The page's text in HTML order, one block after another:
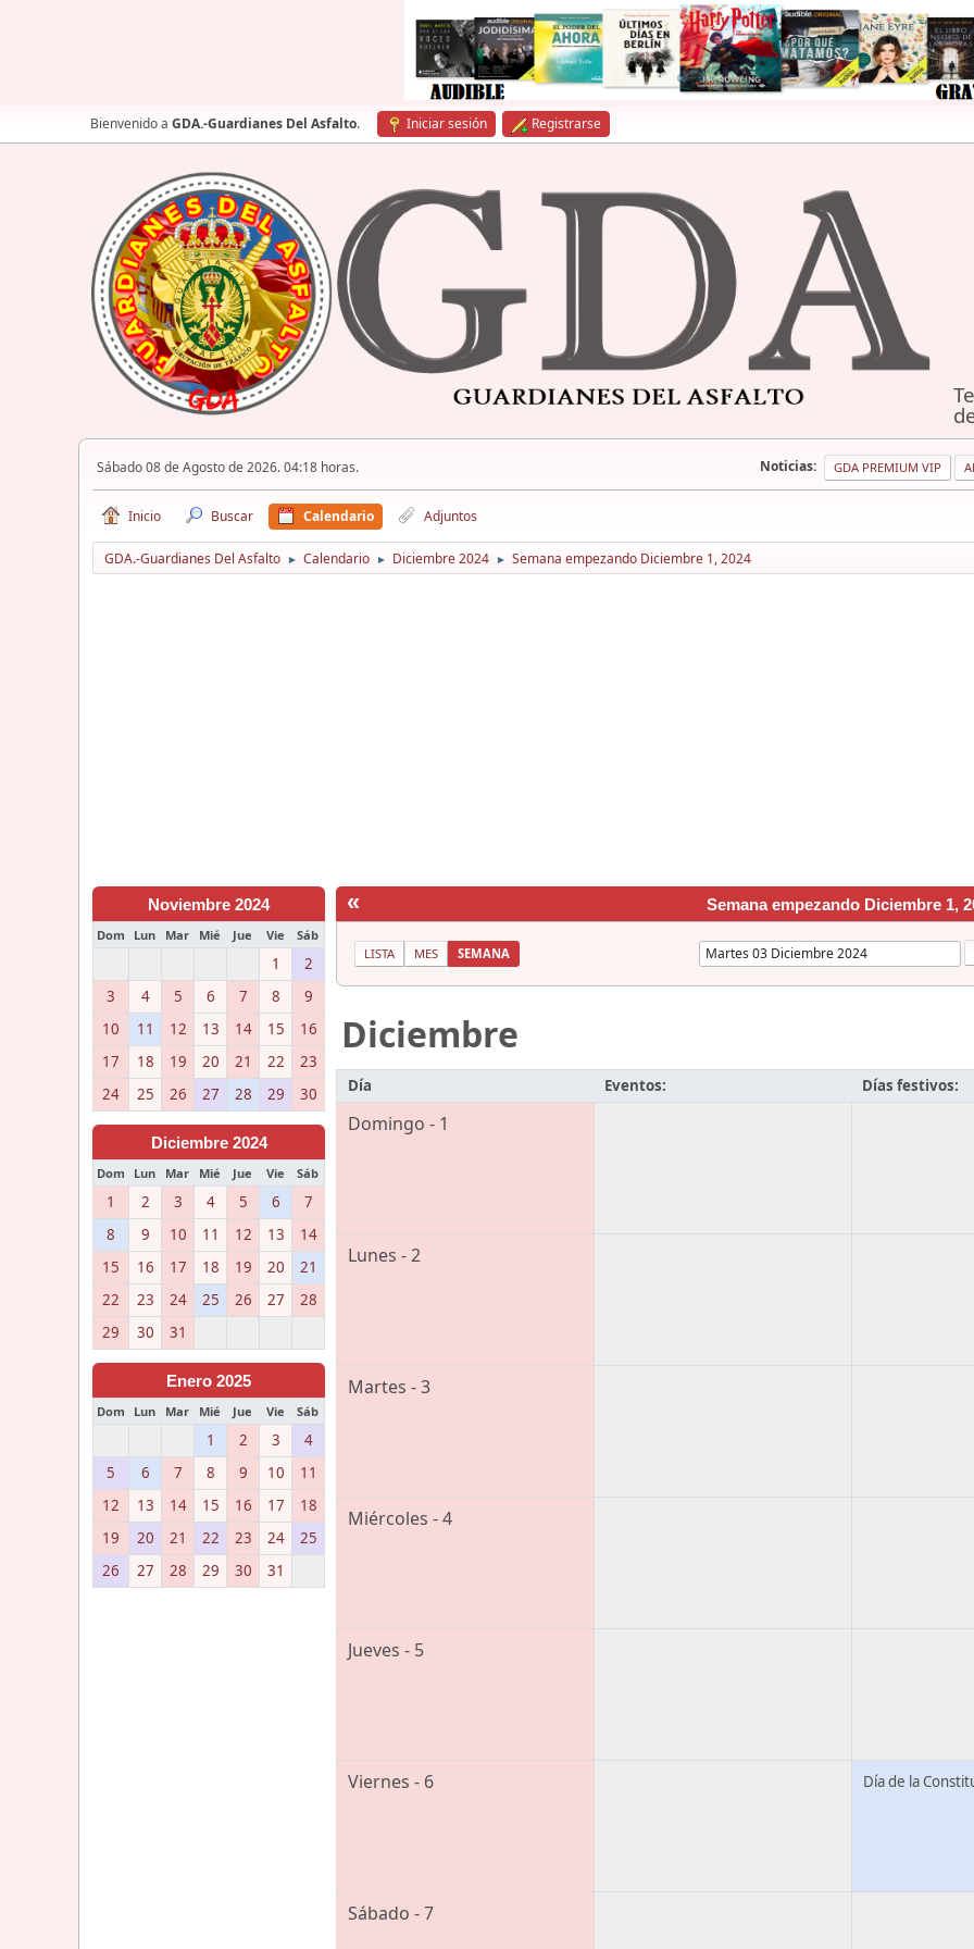
Bienvenido a GDA.-Guardianes Del Asfalto. Iniciar sesión Registrarse
Sábado 08 de Agosto de 2026. 04:18 horas. Noticias: GDA PREMIUM VIP
Inicio Buscar Calendario Adjuntos
GDA.-Guardianes Del Asfalto ► Calendario ► Diciembre 2024 ► Semana empezando Diciembre 1, 2024
Noviembre 2024
Dom Lun Mar Mié Jue Vie Sáb
1
2
3
4 5 6 7 8
9
10
11 12 13 14 15
16
17
18 19 20 21 22
23
24
25 26 27 28 29 30
Diciembre 2024
Dom Lun Mar Mié Jue Vie Sáb
1 2 3 4 5 6
7
8
9 10 11 12 13
14
15
16 17 18 19 20
21
22
23 24 25 26 27
28
29
30 31
Enero 2025
Dom Lun Mar Mié Jue Vie Sáb
1 2 3
4
5
6 7 8 9 10
11
12
13 14 15 16 17
18
19
20 21 22 23 24
25
26
27 28 29 30 31
« Semana empezando Diciembre 1,
LISTA MES SEMANA
Diciembre
Día Eventos: Días festivos:
Domingo - 1
Lunes - 2
Martes - 3
Miércoles - 4
Jueves - 5
Viernes - 6 Día de la
Sábado - 7